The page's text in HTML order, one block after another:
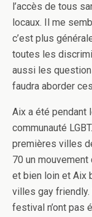
l’accès de tous
locaux. Il me
c’est plus
toutes les
aussi les
faudra aborder
Aix a été pendant
communauté
premières villes
70 un mouvement
et bien loin et Aix
villes gay
festival n’ont pas